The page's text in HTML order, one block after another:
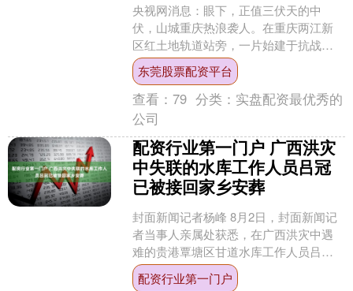
央视网消息：眼下，正值三伏天的中
伏，山城重庆热浪袭人。在重庆两江新
区红土地轨道站旁，一片始建于抗战时
期、延续于“三线建设”时期的防空洞群焕
新升级。市集、食堂、茶....
东莞股票配资平台
查看：79 分类： 实盘配资最优秀的
公司
配资行业第一门户 广西洪灾
中失联的水库工作人员吕冠
已被接回家乡安葬
封面新闻记者杨峰 8月2日，封面新闻记
者当事人亲属处获悉，在广西洪灾中遇
难的贵港覃塘区甘道水库工作人员吕
冠，已被家属接回家乡安葬。 吕冠遗
照。 据家属发布的讣告....
配资行业第一门户